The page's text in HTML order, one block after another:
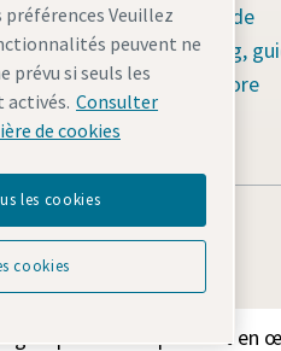
Plate-forme de
contenu : blog,
bien plus encore
groupe Atlas Copco met
Veuillez
peuvent ne
prévu si seuls les
activés. Consulter
de cookies
les cookies
cookies